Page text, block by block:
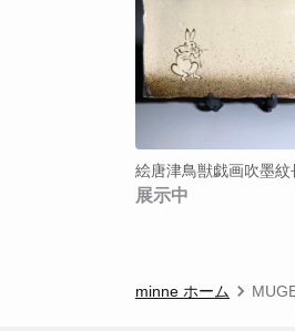
絵唐津鳥獣戯画吹墨紋
展示中
minne ホーム